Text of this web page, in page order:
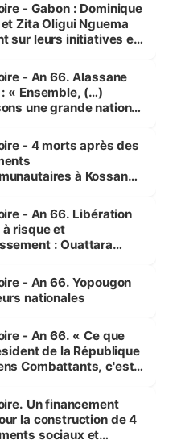
- Gabon : Dominique
Zita Oligui Nguema
sur leurs initiatives en
- An 66. Alassane
« Ensemble, (…)
une grande nation
futures »
- 4 morts après des
à Kossandji
sinistrés
- An 66. Libération
risque et
: Ouattara
pour préserver les
»
- An 66. Yopougon
nationales
- An 66. « Ce que
de la République
Combattants, c'est
Un financement
la construction de 4
sociaux et